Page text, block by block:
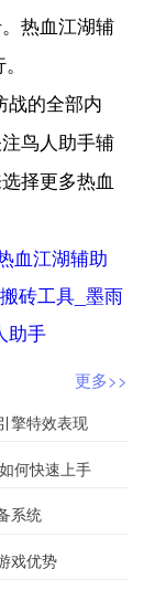
热血江湖辅
战的全部内
鸟人助手辅
择更多热血
血江湖辅助
砖工具_墨雨
助手
更多>>
擎特效表现
何快速上手
系统
戏优势